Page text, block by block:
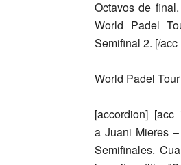
Octavos de
World Padel
Semifinal 2. [/
World Padel
[accordion]
aJuani Mieres
Semifinales.